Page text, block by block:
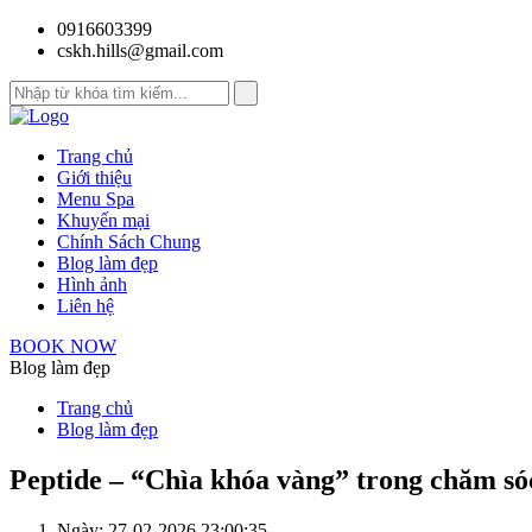
0916603399
cskh.hills@gmail.com
Trang chủ
Giới thiệu
Menu Spa
Khuyến mại
Chính Sách Chung
Blog làm đẹp
Hình ảnh
Liên hệ
BOOK NOW
Blog làm đẹp
Trang chủ
Blog làm đẹp
Peptide – “Chìa khóa vàng” trong chăm